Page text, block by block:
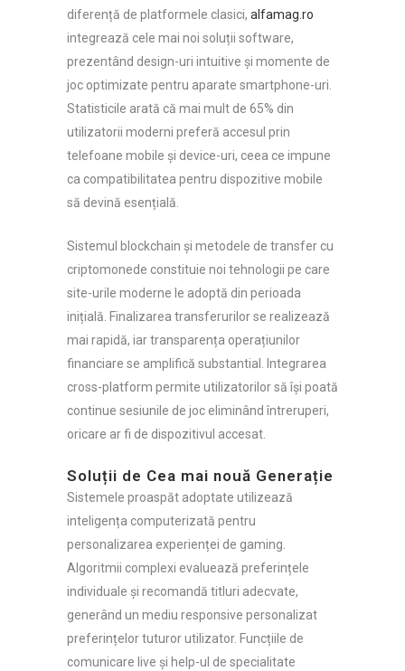
diferență de platformele clasici, alfamag.ro
integrează cele mai noi soluții software,
prezentând design-uri intuitive și momente de
joc optimizate pentru aparate smartphone-uri.
Statisticile arată că mai mult de 65% din
utilizatorii moderni preferă accesul prin
telefoane mobile și device-uri, ceea ce impune
ca compatibilitatea pentru dispozitive mobile
să devină esențială.
Sistemul blockchain și metodele de transfer cu
criptomonede constituie noi tehnologii pe care
site-urile moderne le adoptă din perioada
inițială. Finalizarea transferurilor se realizează
mai rapidă, iar transparența operațiunilor
financiare se amplifică substantial. Integrarea
cross-platform permite utilizatorilor să își poată
continue sesiunile de joc eliminând întreruperi,
oricare ar fi de dispozitivul accesat.
Soluții de Cea mai nouă Generație
Sistemele proaspăt adoptate utilizează
inteligența computerizată pentru
personalizarea experienței de gaming.
Algoritmii complexi evaluează preferințele
individuale și recomandă titluri adecvate,
generând un mediu responsive personalizat
preferințelor tuturor utilizator. Funcțiile de
comunicare live și help-ul de specialitate